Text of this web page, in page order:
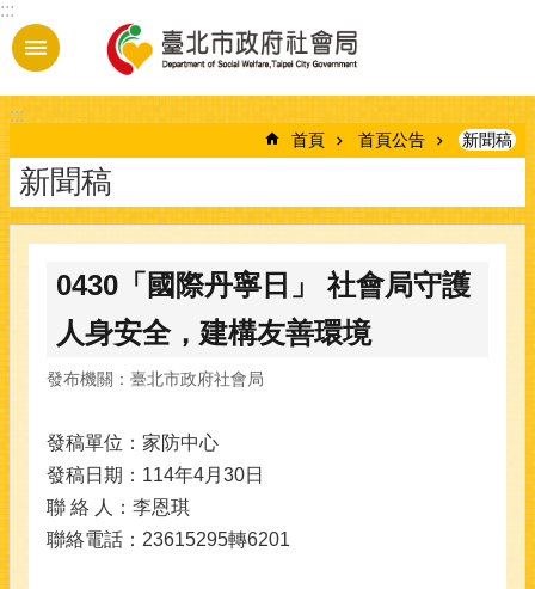
跳到主要內容區塊
:::
:::
首頁 首頁公告 新聞稿
新聞稿
0430「國際丹寧日」 社會局守護
人身安全，建構友善環境
發布機關：臺北市政府社會局
發稿單位：家防中心
發稿日期：114年4月30日
聯 絡 人：李恩琪
聯絡電話：23615295轉6201